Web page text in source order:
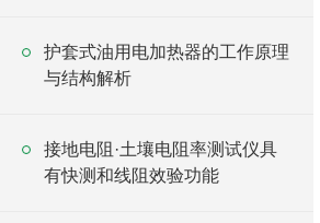
护套式油用电加热器的工作原理
与结构解析
接地电阻·土壤电阻率测试仪具
有快测和线阻效验功能